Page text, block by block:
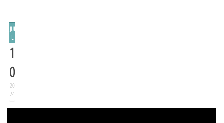
JUI
L
1
0
20
24